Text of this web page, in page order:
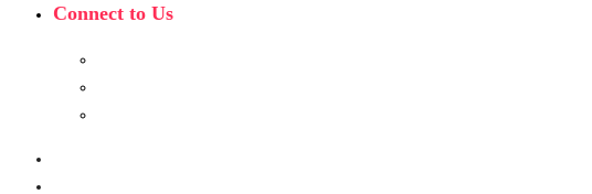
Connect to Us